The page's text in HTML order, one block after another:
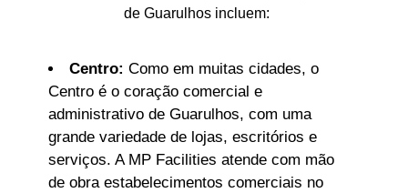
de Guarulhos incluem:
Centro: Como em muitas cidades, o
Centro é o coração comercial e
administrativo de Guarulhos, com uma
grande variedade de lojas, escritórios e
serviços. A MP Facilities atende com mão
de obra estabelecimentos comerciais no